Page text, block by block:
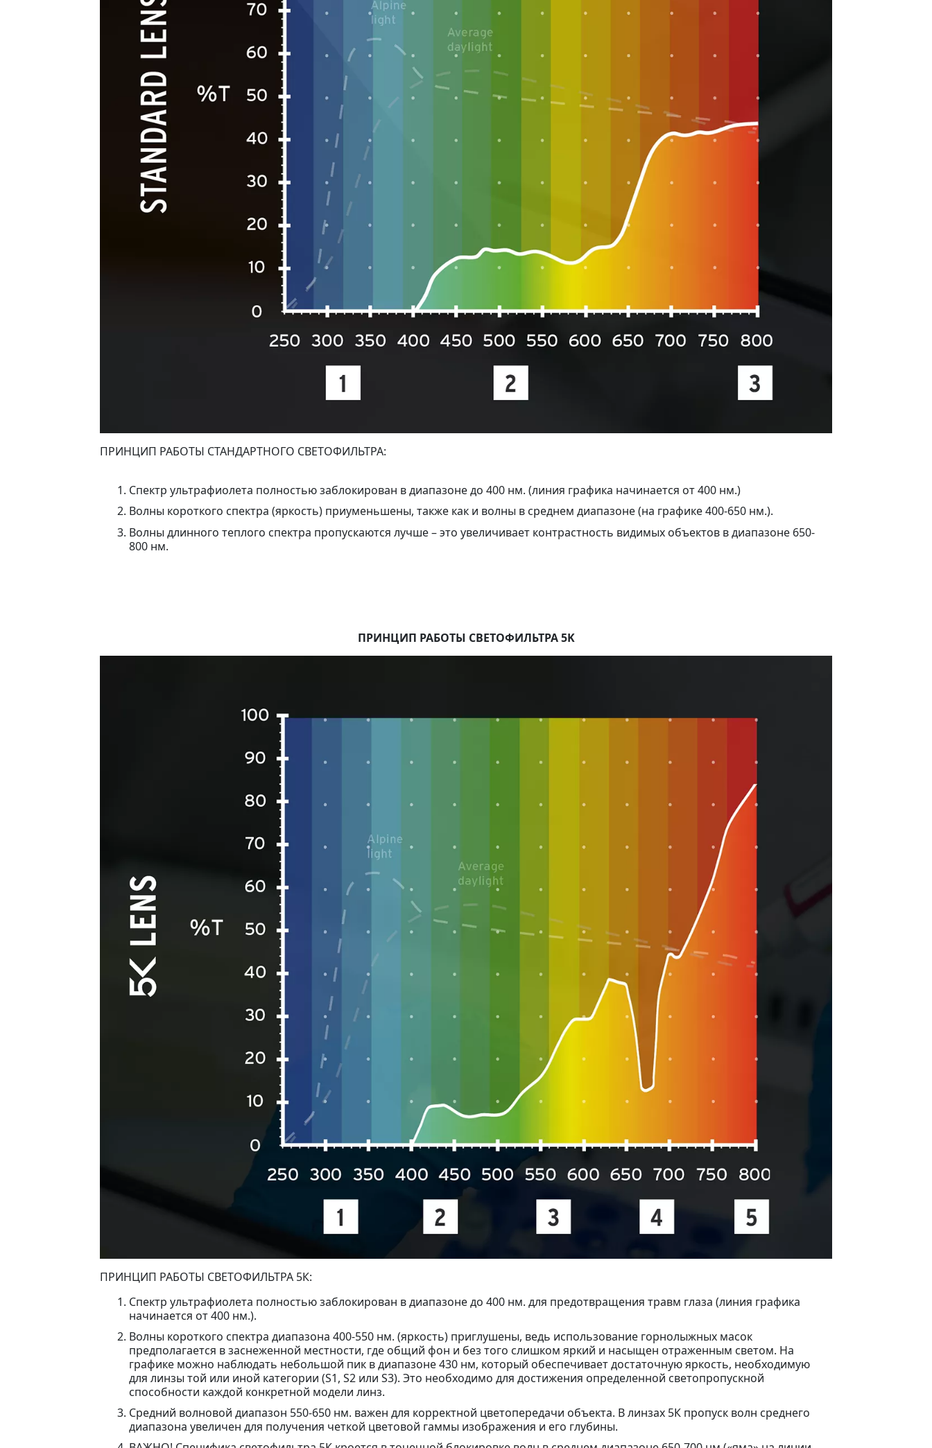
ПРИНЦИП РАБОТЫ СТАНДАРТНОГО СВЕТОФИЛЬТРА:
Спектр ультрафиолета полностью заблокирован в диапазоне до 400 нм. (линия графика начинается от 400 нм.)
Волны короткого спектра (яркость) приуменьшены, также как и волны в среднем диапазоне (на графике 400-650 нм.).
Волны длинного теплого спектра пропускаются лучше – это увеличивает контрастность видимых объектов в диапазоне 650-
800 нм.
ПРИНЦИП РАБОТЫ СВЕТОФИЛЬТРА 5K
ПРИНЦИП РАБОТЫ СВЕТОФИЛЬТРА 5К:
Спектр ультрафиолета полностью заблокирован в диапазоне до 400 нм. для предотвращения травм глаза (линия графика
начинается от 400 нм.).
Волны короткого спектра диапазона 400-550 нм. (яркость) приглушены, ведь использование горнолыжных масок
предполагается в заснеженной местности, где общий фон и без того слишком яркий и насыщен отраженным светом. На
графике можно наблюдать небольшой пик в диапазоне 430 нм, который обеспечивает достаточную яркость, необходимую
для линзы той или иной категории (S1, S2 или S3). Это необходимо для достижения определенной светопропускной
способности каждой конкретной модели линз.
Средний волновой диапазон 550-650 нм. важен для корректной цветопередачи объекта. В линзах 5К пропуск волн среднего
диапазона увеличен для получения четкой цветовой гаммы изображения и его глубины.